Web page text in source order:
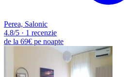
Perea, Salonic
4.8/5 · 1 recenzie
de la 69€ pe noapte